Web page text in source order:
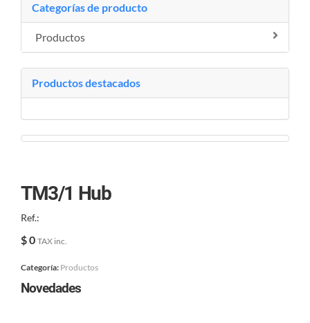
Categorías de producto
Productos
Productos destacados
TM3/1 Hub
Ref.:
$ 0 TAX inc.
Categoría: Productos
Novedades